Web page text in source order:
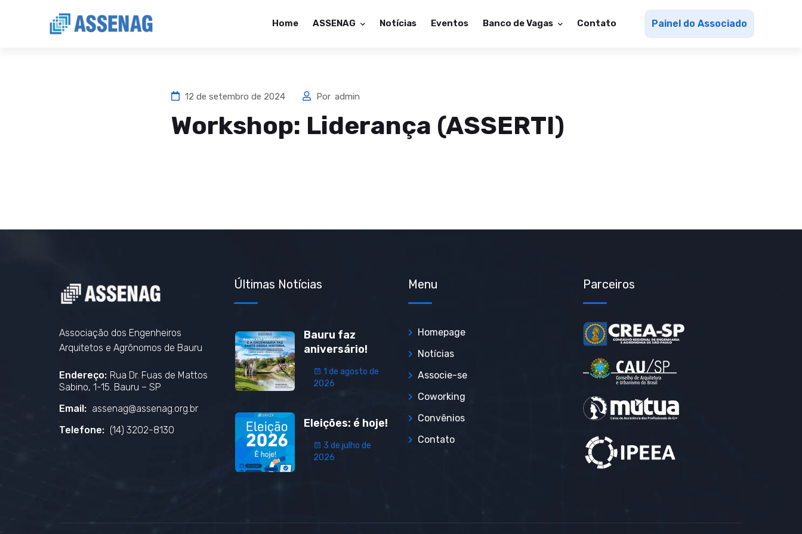
Painel do Associado
Home ASSENAG Notícias Eventos Banco de Vagas Contato
12 de setembro de 2024 Por admin
Workshop: Liderança (ASSERTI)
Associação dos Engenheiros
Arquitetos e Agrônomos de Bauru
Endereço: Rua Dr. Fuas de Mattos
Sabino, 1-15. Bauru – SP
Email: assenag@assenag.org.br
Telefone: (14) 3202-8130
Últimas Notícias
Bauru faz
aniversário!
1 de agosto de
2026
Eleições: é hoje!
3 de julho de
2026
Menu
Homepage
Notícias
Associe-se
Coworking
Convênios
Contato
Parceiros